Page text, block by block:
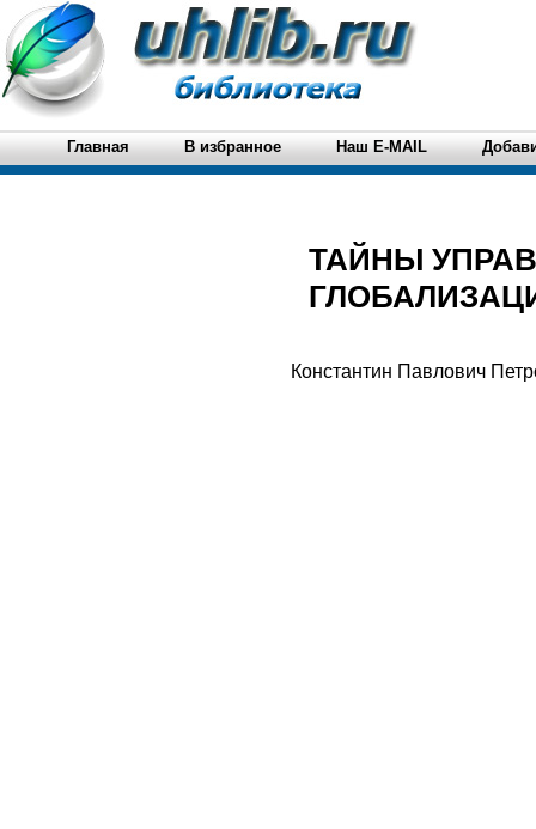
Главная В избранное Наш E-MAIL
ТАЙНЫ
Константин Павлович